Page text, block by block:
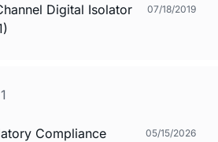
Digital Isolator
07/18/2019
1
Compliance
05/15/2026